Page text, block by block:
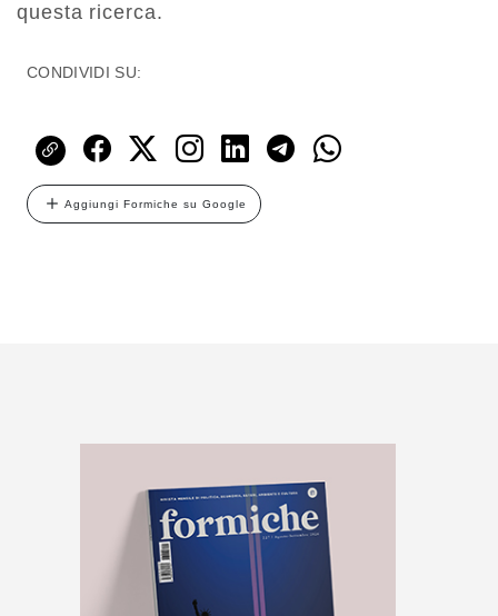
questa ricerca.
CONDIVIDI SU:
Aggiungi Formiche su Google